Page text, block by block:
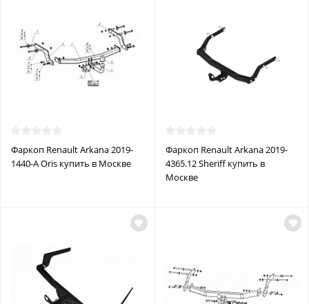
Фаркоп Renault Arkana 2019-
1440-A Oris купить в Москве
Фаркоп Renault Arkana 2019-
4365.12 Sheriff купить в
Москве